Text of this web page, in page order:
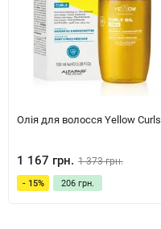
Олія для волосся Yellow Curls
1 167 грн. 1 373 грн.
- 15% 206 грн.